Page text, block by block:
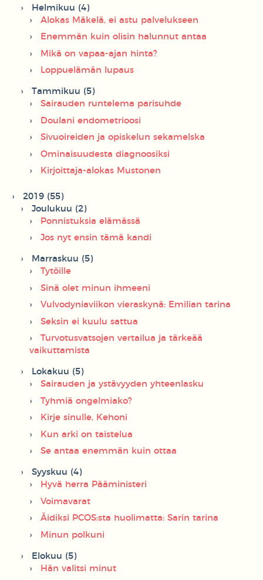
Helmikuu (4)
Alokas Mäkelä, ei astu palvelukseen
Enemmän kuin olisin halunnut antaa
Mikä on vapaa-ajan hinta?
Loppuelämän lupaus
Tammikuu (5)
Sairauden runtelema parisuhde
Doulani endometrioosi
Sivuoireiden ja opiskelun sekamelska
Ominaisuudesta diagnoosiksi
Kirjoittaja-alokas Mustonen
2019 (55)
Joulukuu (2)
Ponnistuksia elämässä
Jos nyt ensin tämä kandi
Marraskuu (5)
Tytöille
Sinä olet minun ihmeeni
Vulvodyniaviikon vieraskynä: Emilian tarina
Seksin ei kuulu sattua
Turvotusvatsojen vertailua ja tärkeää
vaikuttamista
Lokakuu (5)
Sairauden ja ystävyyden yhteenlasku
Tyhmiä ongelmiako?
Kirje sinulle, Kehoni
Kun arki on taistelua
Se antaa enemmän kuin ottaa
Syyskuu (4)
Hyvä herra Pääministeri
Voimavarat
Äidiksi PCOS:sta huolimatta: Sarin tarina
Minun polkuni
Elokuu (5)
Hän valitsi minut